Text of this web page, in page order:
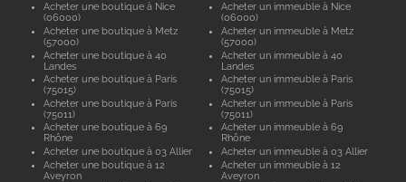
Acheter une boutique à Nice
(06000)
Acheter une boutique à Metz
(57000)
Acheter une boutique à 40
Landes
Acheter une boutique à Paris
(75015)
Acheter une boutique à Paris
(75011)
Acheter une boutique à 69
Rhône
Acheter une boutique à 03 Allier
Acheter une boutique à 12
Aveyron
Acheter un immeuble à Nice
(06000)
Acheter un immeuble à Metz
(57000)
Acheter un immeuble à 40
Landes
Acheter un immeuble à Paris
(75015)
Acheter un immeuble à Paris
(75011)
Acheter un immeuble à 69
Rhône
Acheter un immeuble à 03 Allier
Acheter un immeuble à 12
Aveyron